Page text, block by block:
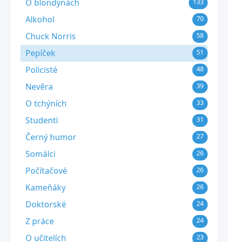
O blondýnách
Alkohol 70
Chuck Norris 58
Pepíček 51
Policisté 48
Nevěra 39
O tchýních 33
Studenti 31
Černý humor 27
Somálci 26
Počítačové 26
Kameňáky 26
Doktorské 24
Z práce 24
O učitelích 23